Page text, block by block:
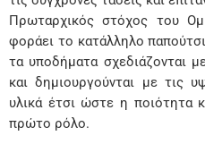
Πρωταρχικός στόχος του
φοράει το κατάλληλο
τα υποδήματα σχεδιάζονται
και δημιουργούνται με τις
υλικά έτσι ώστε η ποιότητα
πρώτο ρόλο.